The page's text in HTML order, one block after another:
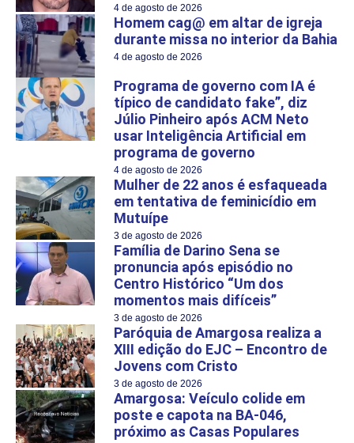
4 de agosto de 2026
Homem cag@ em altar de igreja
durante missa no interior da Bahia
4 de agosto de 2026
Programa de governo com IA é
típico de candidato fake”, diz
Júlio Pinheiro após ACM Neto
usar Inteligência Artificial em
programa de governo
4 de agosto de 2026
Mulher de 22 anos é esfaqueada
em tentativa de feminicídio em
Mutuípe
3 de agosto de 2026
Família de Darino Sena se
pronuncia após episódio no
Centro Histórico “Um dos
momentos mais difíceis”
3 de agosto de 2026
Paróquia de Amargosa realiza a
XIII edição do EJC – Encontro de
Jovens com Cristo
3 de agosto de 2026
Amargosa: Veículo colide em
poste e capota na BA-046,
próximo as Casas Populares